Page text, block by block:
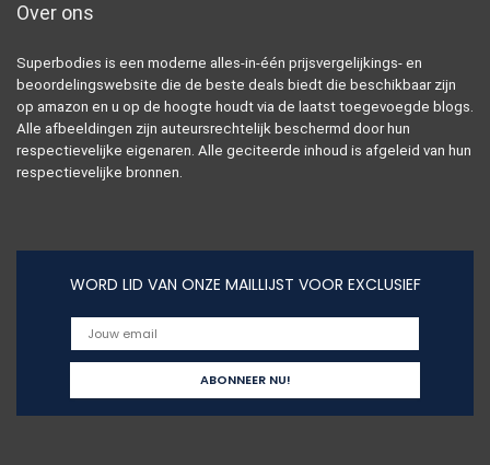
Over ons
Superbodies is een moderne alles-in-één prijsvergelijkings- en
beoordelingswebsite die de beste deals biedt die beschikbaar zijn
op amazon en u op de hoogte houdt via de laatst toegevoegde blogs.
Alle afbeeldingen zijn auteursrechtelijk beschermd door hun
respectievelijke eigenaren. Alle geciteerde inhoud is afgeleid van hun
respectievelijke bronnen.
WORD LID VAN ONZE MAILLIJST VOOR EXCLUSIEF